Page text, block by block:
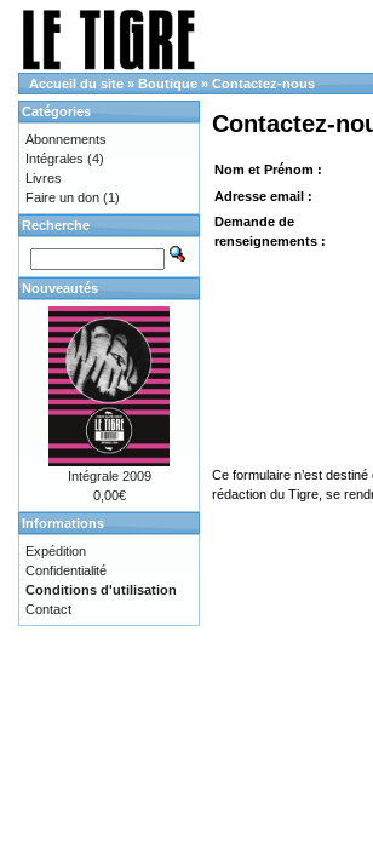
Accueil du site » Boutique » Contactez-nous
Contactez-
Nom et Prénom :
Adresse email :
Demande de
renseignements :
Ce formulaire n’est
rédaction du Tigre, se
Catégories
Abonnements
Intégrales (4)
Livres
Faire un don (1)
Recherche
Nouveautés
Intégrale 2009
0,00€
Informations
Expédition
Confidentialité
Conditions d'utilisation
Contact